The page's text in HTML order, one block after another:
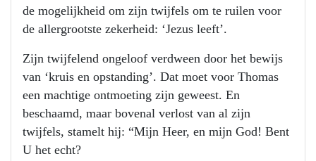
de mogelijkheid om zijn twijfels om te ruilen voor
de allergrootste zekerheid: ‘Jezus leeft’.
Zijn twijfelend ongeloof verdween door het bewijs
van ‘kruis en opstanding’. Dat moet voor Thomas
een machtige ontmoeting zijn geweest. En
beschaamd, maar bovenal verlost van al zijn
twijfels, stamelt hij: “Mijn Heer, en mijn God! Bent
U het echt?